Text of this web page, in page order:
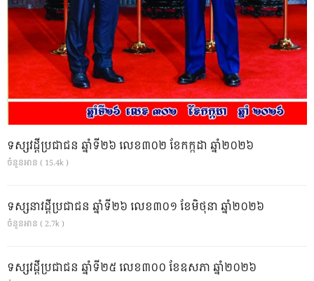
ទស្សវដ្តីប្រជាជន ឆ្នាំទី២៦ លេខ៣០២ ខែកក្កដា ឆ្នាំ២០២៦
ចំនួនអាន ( 15.4k )
ទស្សនាវដ្ដីប្រជាជន ឆ្នាំទី២៦ លេខ៣០១ ខែមិថុនា ឆ្នាំ២០២៦
ចំនួនអាន ( 2.7k )
ទស្សវដ្តីប្រជាជន ឆ្នាំទី២៥ លេខ៣០០ ខែឧសភា ឆ្នាំ២០២៦